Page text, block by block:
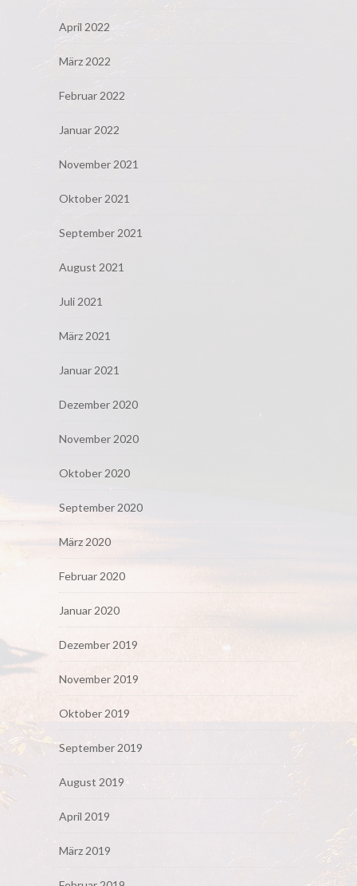
April 2022
März 2022
Februar 2022
Januar 2022
November 2021
Oktober 2021
September 2021
August 2021
Juli 2021
März 2021
Januar 2021
Dezember 2020
November 2020
Oktober 2020
September 2020
März 2020
Februar 2020
Januar 2020
Dezember 2019
November 2019
Oktober 2019
September 2019
August 2019
April 2019
März 2019